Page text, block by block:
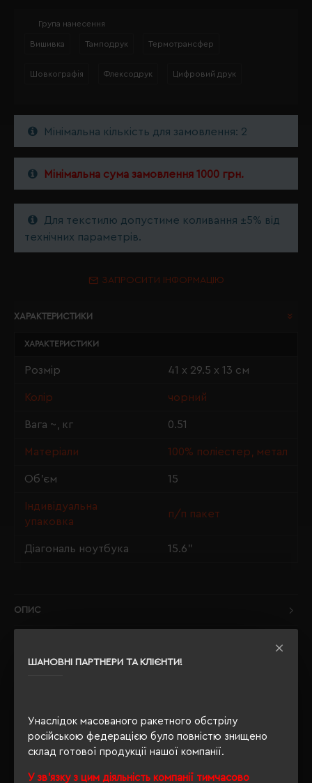
ШАНОВНІ ПАРТНЕРИ ТА КЛІЄНТИ!
Унаслідок масованого ракетного обстрілу
російською федерацією було повністю знищено
склад готової продукції нашої компанії.
У зв'язку з цим діяльність компанії тимчасово
Група нанесення
Вишивка Тамподрук Термотрансфер
Шовкографія Флексодрук Цифровий друк
Мінімальна кількість для замовлення: 2
Мінімальна сума замовлення 1000 грн.
Для текстилю допустиме коливання ±5% від
технічних параметрів.
ЗАПРОСИТИ ІНФОРМАЦІЮ
ХАРАКТЕРИСТИКИ
ХАРАКТЕРИСТИКИ
Розмір 41 х 29.5 х 13 см
Колір чорний
Вага ~, кг 0.51
Матеріали 100% поліестер, метал
Об'єм 15
Індивідуальна
упаковка
п/п пакет
Діагональ ноутбука 15.6"
ОПИС
РЕКОМЕНДУЄМО